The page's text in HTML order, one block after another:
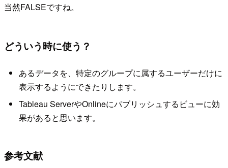
当然FALSEですね。
どういう時に使う？
あるデータを、特定のグループに属するユーザーだけに
表示するようにできたりします。
Tableau ServerやOnlineにパブリッシュするビューに効
果があると思います。
参考文献